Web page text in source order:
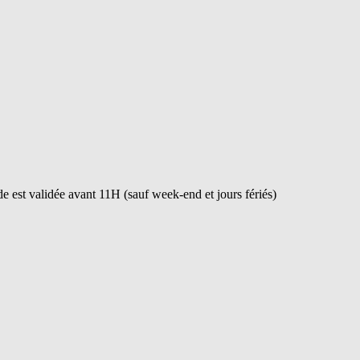
est validée avant 11H (sauf week-end et jours fériés)